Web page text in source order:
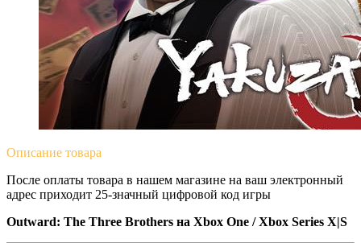
Описание товара
После оплаты товара в нашем магазине на ваш электронный
адрес приходит 25-значный цифровой код игры
Outward: The Three Brothers на Xbox One / Xbox Series X|S